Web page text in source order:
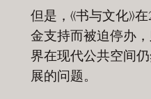
但是，《书与文化》
金支持而被迫停办
界在现代公共空间
展的问题。